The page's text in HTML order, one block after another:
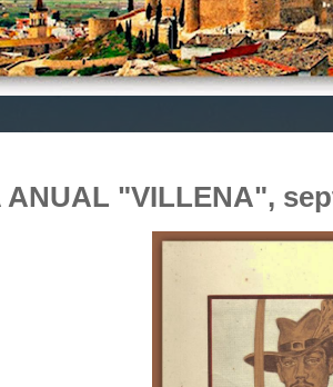
ANUAL "VILLENA",